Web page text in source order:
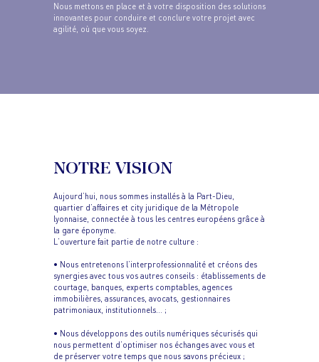
Nous mettons en place et à votre disposition des solutions
innovantes pour conduire et conclure votre projet avec
agilité, où que vous soyez.
NOTRE VISION
Aujourd’hui, nous sommes installés à la Part-Dieu,
quartier d’affaires et city juridique de la Métropole
lyonnaise, connectée à tous les centres européens grâce à
la gare éponyme.
L’ouverture fait partie de notre culture :
• Nous entretenons l’interprofessionnalité et créons des
synergies avec tous vos autres conseils : établissements de
courtage, banques, experts comptables, agences
immobilières, assurances, avocats, gestionnaires
patrimoniaux, institutionnels… ;
• Nous développons des outils numériques sécurisés qui
nous permettent d’optimiser nos échanges avec vous et
de préserver votre temps que nous savons précieux ;